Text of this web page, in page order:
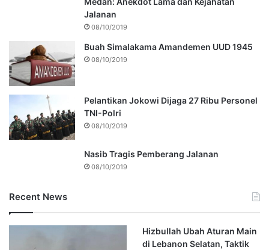
Jalanan
08/10/2019
Buah Simalakama Amandemen UUD 1945
08/10/2019
Pelantikan Jokowi Dijaga 27 Ribu Personel
TNI-Polri
08/10/2019
Nasib Tragis Pemberang Jalanan
08/10/2019
Recent News
Hizbullah Ubah Aturan Main
di Lebanon Selatan, Taktik